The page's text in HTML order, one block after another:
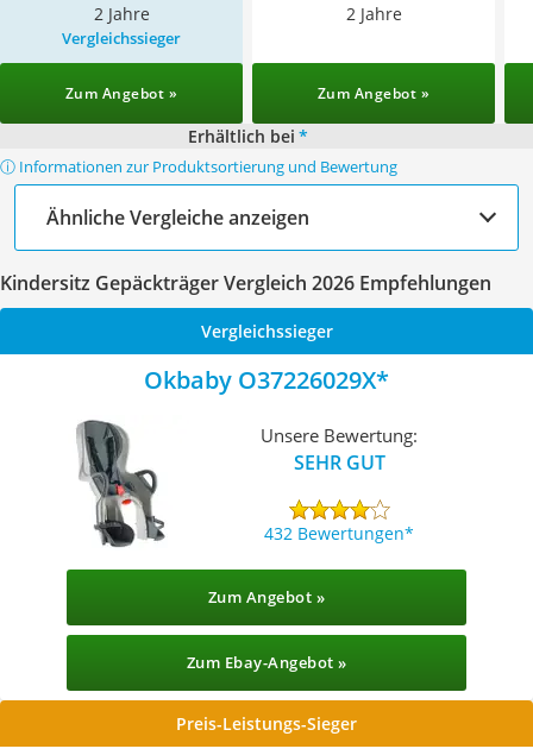
2 Jahre 2 Jahre
Vergleichssieger
Zum Angebot » Zum Angebot »
Erhältlich bei *
ⓘ Informationen zur Produktsortierung und Bewertung
Ähnliche Vergleiche anzeigen
Kindersitz Gepäckträger Vergleich 2026 Empfehlungen
Vergleichssieger
Okbaby O37226029X
Unsere Bewertung:
SEHR GUT
432 Bewertungen
Zum Angebot »
Zum Ebay-Angebot »
Preis-Leistungs-Sieger